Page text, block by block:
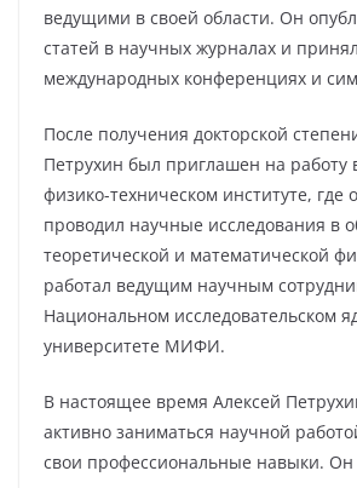
ведущими в своей области. Он
статей в научных журналах и
международных конференциях и
После получения докторской
Петрухин был приглашен на работу
физико-техническом институте, где
проводил научные исследования в
теоретической и математической
работал ведущим научным
Национальном исследовательском
университете МИФИ.
В настоящее время Алексей
активно заниматься научной
свои профессиональные навыки. Он